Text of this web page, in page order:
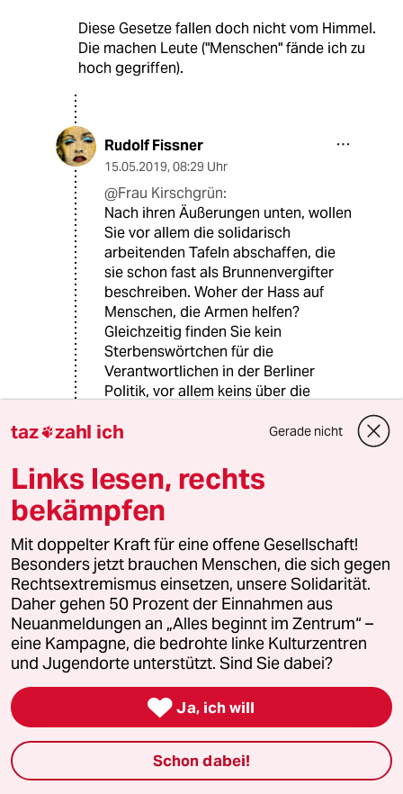
Diese Gesetze fallen doch nicht vom Himmel.
Die machen Leute ("Menschen" fände ich zu
hoch gegriffen).
Rudolf Fissner
15.05.2019, 08:29 Uhr
@Frau Kirschgrün:
Nach ihren Äußerungen unten, wollen
Sie vor allem die solidarisch
arbeitenden Tafeln abschaffen, die
sie schon fast als Brunnenvergifter
beschreiben. Woher der Hass auf
Menschen, die Armen helfen?
Gleichzeitig finden Sie kein
Sterbenswörtchen für die
Verantwortlichen in der Berliner
Politik, vor allem keins über die
Linkspartei, die es offenbar zu
der Tafeln angerechnet werden.
Was da wohl das Ziel dahinter ist?
KK Karl Kraus
15.05.2019,06:42 Uhr
@Frau Kirschgrün:
Abgeschafft wurde die Moral von
den sozialen und christlichen
Parteien.
Frau Kirschgrün
15.05.2019,11:47 Uhr
@Karl Kraus:
taz zahl ich Gerade nicht
Links lesen, rechts
bekämpfen
Mit doppelter Kraft für eine offene Gesellschaft!
Besonders jetzt brauchen Menschen, die sich gegen
Rechtsextremismus einsetzen, unsere Solidarität.
Daher gehen 50 Prozent der Einnahmen aus
Neuanmeldungen an „Alles beginnt im Zentrum“ –
eine Kampagne, die bedrohte linke Kulturzentren
und Jugendorte unterstützt. Sind Sie dabei?
 Ja, ich will
Schon dabei!